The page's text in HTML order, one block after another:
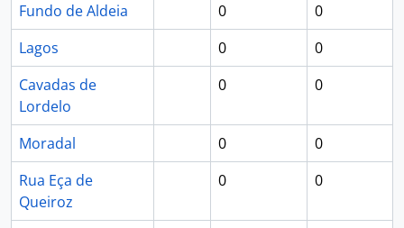
Fundo de Aldeia
0
0
Lagos
0
0
Cavadas de
Lordelo
0 0
Moradal 0
0
Rua Eça de
Queiroz
0 0